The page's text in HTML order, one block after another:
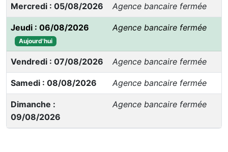
Mercredi : 05/08/2026 Agence bancaire fermée
Jeudi : 06/08/2026
Aujourd'hui
Agence bancaire fermée
Vendredi : 07/08/2026 Agence bancaire fermée
Samedi : 08/08/2026 Agence bancaire fermée
Dimanche :
09/08/2026
Agence bancaire fermée